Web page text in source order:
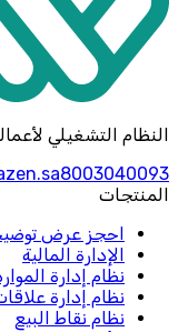
النظام التشغيلي
8003040093
المنتجات
احجز عرض
الإدارة المالية
نظام إدارة
نظام إدارة
نظام نقاط البيع